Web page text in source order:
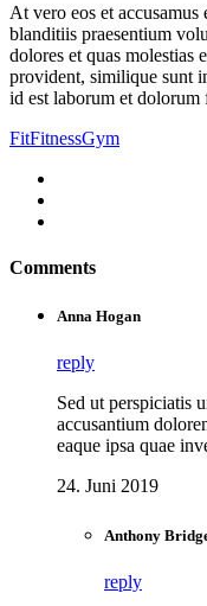
At vero eos et
blanditiis praesentium
dolores et quas molestias
provident, similique sunt
id est laborum et
FitFitnessGym
Comments
Anna Hogan
reply
Sed ut perspiciatis
accusantium
eaque ipsa quae
24. Juni 2019
Anthony
reply